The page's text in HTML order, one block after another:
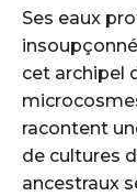
Ses eaux
cet archipel
racontent
de cultures
ancestraux